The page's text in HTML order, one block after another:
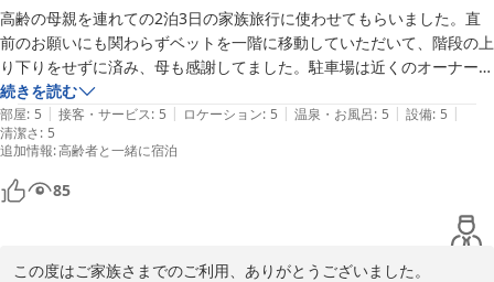
せ。
お会いできるのを楽しみにしております。
改めてまして、この度のご利用誠にありがとうございました。
末筆になりましたが、お部屋を綺麗にお使いくださりありがとうご
ざいました。
「GUESTHOUSEちはやふる」東田
高齢の母親を連れての2泊3日の家族旅行に使わせてもらいました。直
前のお願いにも関わらずベットを一階に移動していただいて、階段の上
り下りをせずに済み、母も感謝してました。駐車場は近くのオーナーさ
ん宅前にあるので移動もスムースに行えてとても便利でした。室内はと
てもきれいに管理されており、気持ちよく過ごすことが出来ました。2
年前に宿泊したときはWiFiのつながりにくさが気になりましたが、今回
はルーターが更新されていてネットワーク環境も良くなっていました。
すぐに予約が埋まってしまいますがタイミングが合えば泊まりたいで
続きを読む
部屋: 5 | 接客・サービス: 5 | ロケーション: 5 | 温泉・お風呂: 5 | 設備: 5 |
清潔さ: 5
追加情報:高齢者と一緒に宿泊
85
この度はご家族さまでのご利用、ありがとうございました。